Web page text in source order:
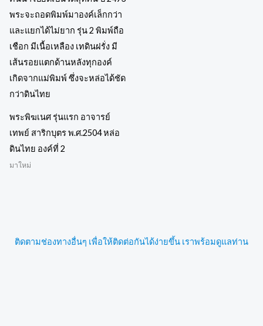
พระพิฆเนศ รุ่นแรก อาจารย์
เทพย์ สาริกบุตร พ.ศ.2504 หล่อ
ดินไทย องค์ที่ 2
มาใหม่
ติดตามช่องทางอื่นๆ เพื่อให้ติดต่อกันได้ง่ายขึ้น เราพร้อมดูแลท่าน